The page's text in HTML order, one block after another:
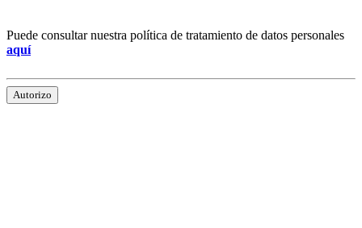
Puede consultar nuestra política de tratamiento de datos personales
aquí
Autorizo